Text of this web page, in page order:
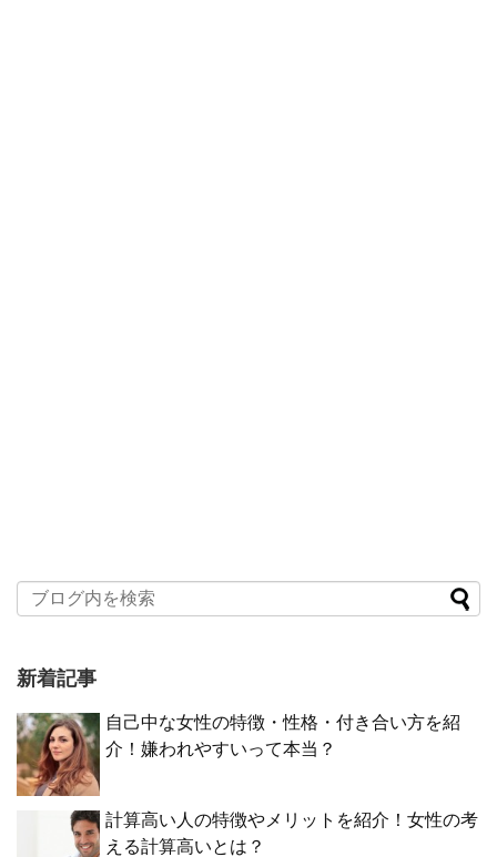
新着記事
自己中な女性の特徴・性格・付き合い方を紹
介！嫌われやすいって本当？
計算高い人の特徴やメリットを紹介！女性の考
える計算高いとは？